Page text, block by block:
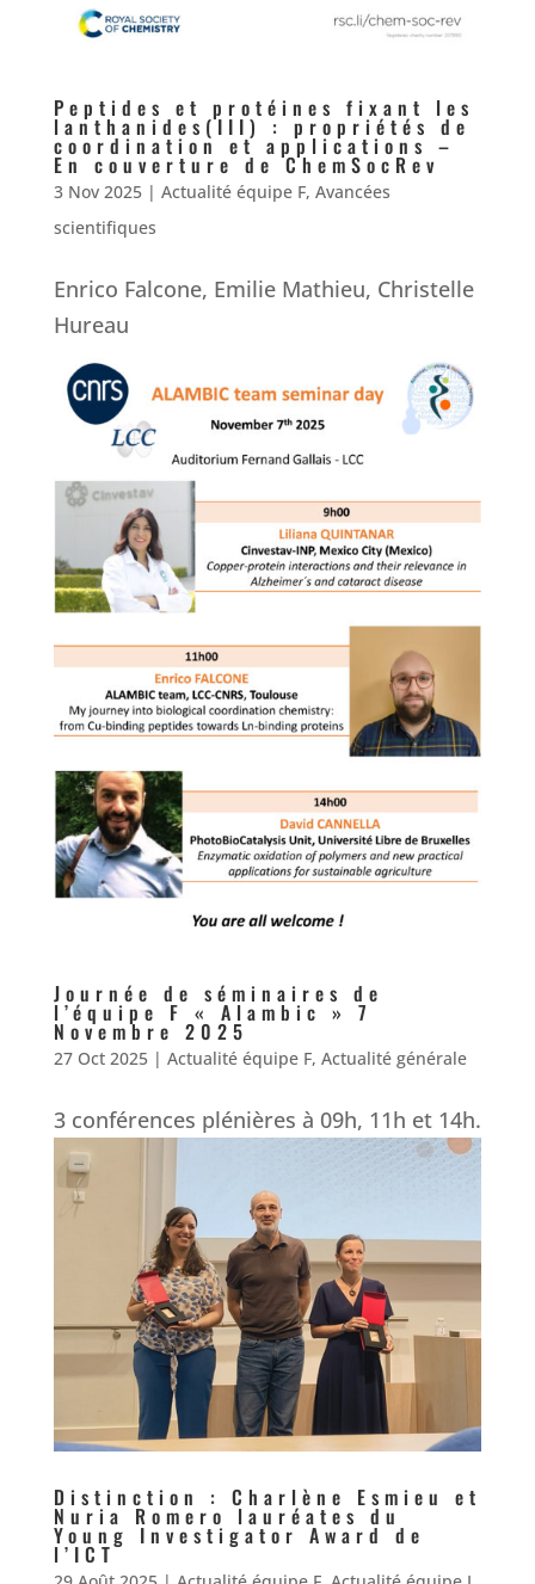
Peptides et protéines fixant les
lanthanides(III) : propriétés de
coordination et applications –
En couverture de ChemSocRev
3 Nov 2025| Actualité équipe F, Avancées
scientifiques
Enrico Falcone, Emilie Mathieu, Christelle
Hureau
Journée de séminaires de
l’équipe F « Alambic » 7
Novembre 2025
27 Oct 2025| Actualité équipe F, Actualité générale
3 conférences plénières à 09h, 11h et 14h.
Distinction : Charlène Esmieu et
Nuria Romero lauréates du
Young Investigator Award de
l’ICT